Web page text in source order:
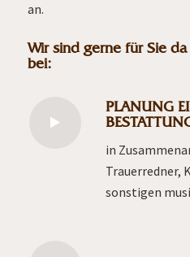
an.
Wir sind gerne für Sie
bei:
PLANUNG
in
Trauerredner,
sonstigen